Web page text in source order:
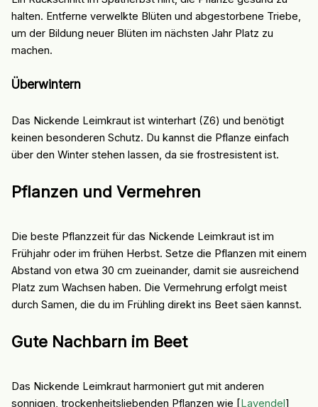
halten. Entferne verwelkte Blüten und abgestorbene Triebe,
um der Bildung neuer Blüten im nächsten Jahr Platz zu
machen.
Überwintern
Das Nickende Leimkraut ist winterhart (Z6) und benötigt
keinen besonderen Schutz. Du kannst die Pflanze einfach
über den Winter stehen lassen, da sie frostresistent ist.
Pflanzen und Vermehren
Die beste Pflanzzeit für das Nickende Leimkraut ist im
Frühjahr oder im frühen Herbst. Setze die Pflanzen mit einem
Abstand von etwa 30 cm zueinander, damit sie ausreichend
Platz zum Wachsen haben. Die Vermehrung erfolgt meist
durch Samen, die du im Frühling direkt ins Beet säen kannst.
Gute Nachbarn im Beet
Das Nickende Leimkraut harmoniert gut mit anderen
sonnigen, trockenheitsliebenden Pflanzen wie [Lavendel]